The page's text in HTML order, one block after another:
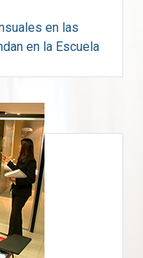
en las
en la Escuela